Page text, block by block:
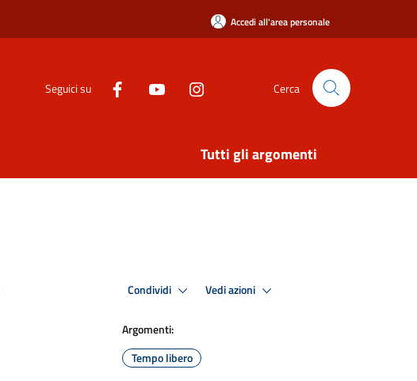
Accedi all'area personale
Seguici su Cerca
Tutti gli argomenti
Condividi Vedi azioni
Argomenti:
Tempo libero